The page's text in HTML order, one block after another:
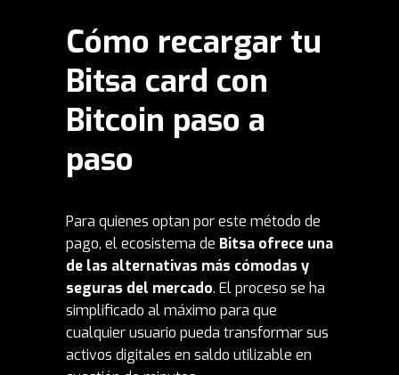
Cómo recargar tu
Bitsa card con
Bitcoin paso a
paso
Para quienes optan por este método de
pago, el ecosistema de Bitsa ofrece una
de las alternativas más cómodas y
seguras del mercado. El proceso se ha
simplificado al máximo para que
cualquier usuario pueda transformarsus
activos digitales en saldo utilizable en